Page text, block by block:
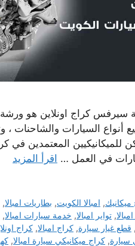
سيرفس كراج اونلاين هو
أنواع السيارات
للميكانيكيين المعتمدين
في العمل … اقرأ المزيد
, امبالا الكويت, بطاريات امبالا,
, تواير امبالا, خدمة سيارات امبالا,
, قطع غيار سيارة, كراج امبالا, كراج
سيارة, كراج ميكانيكي سيارة امبالا,